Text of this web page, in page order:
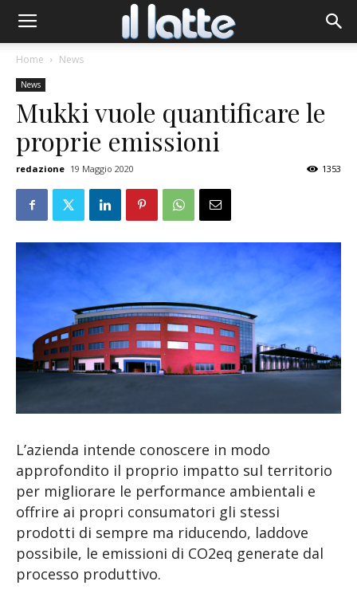
Home News
News
Mukki vuole quantificare le
proprie emissioni
redazione 19 Maggio 2020 1353
L’azienda intende conoscere in modo
approfondito il proprio impatto sul territorio
per migliorare le performance ambientali e
offrire ai propri consumatori gli stessi
prodotti di sempre ma riducendo, laddove
possibile, le emissioni di CO2eq generate dal
processo produttivo.